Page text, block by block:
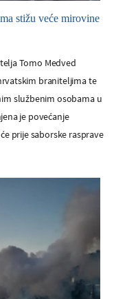
stižu veće mirovine
Tomo Medved
braniteljima te
službenim osobama u
je povećanje
prije saborske rasprave